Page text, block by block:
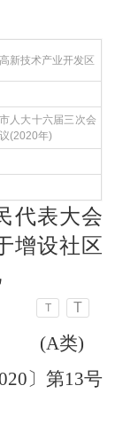
高新技术产业开发区
市人大十六届三次会
议(2020年)
代表大会
增设社区
T T
(A类)
20〕第13号